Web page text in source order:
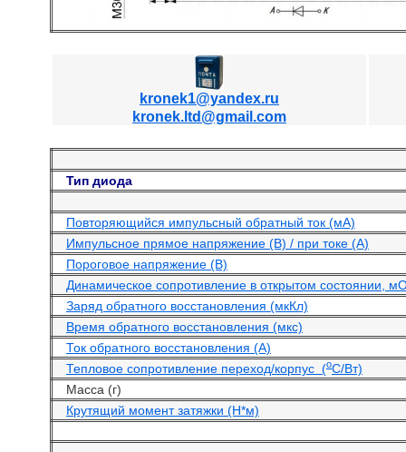
kronek1@yandex.ru
kronek.ltd@gmail.com
Тип диода
Повторяющийся импульсный обратный ток (мА)
Импульсное прямое напряжение (В) / при токе (А)
Пороговое напряжение (В)
Динамическое сопротивление в открытом состоянии,
Заряд обратного восстановления (мкКл)
Время обратного восстановления (мкс)
Ток обратного восстановления (А)
Тепловое сопротивление переход/корпус (oС/Вт)
Масса (г)
Крутящий момент затяжки (Н*м)